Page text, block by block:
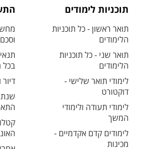
תוכניות לימודים
תואר ראשון - כל תוכניות
הלימודים
תואר שני - כל תוכניות
הלימודים
לימודי תואר שלישי -
דוקטורט
לימודי תעודה ולימודי
המשך
לימודים קדם אקדמיים -
מכינות
בכל